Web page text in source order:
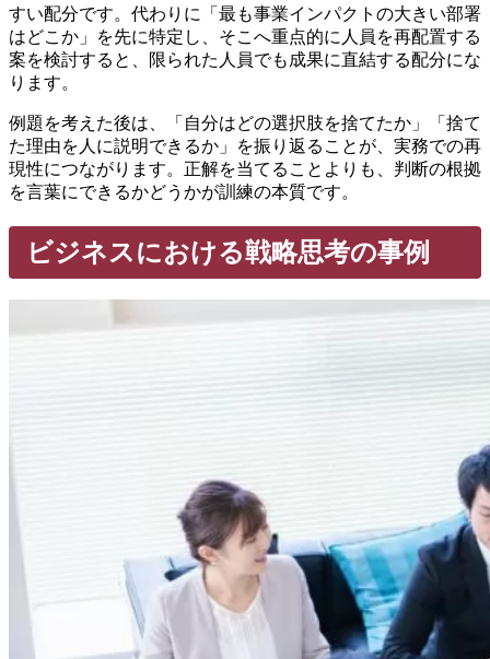
すい配分です。代わりに「最も事業インパクトの大きい部署
はどこか」を先に特定し、そこへ重点的に人員を再配置する
案を検討すると、限られた人員でも成果に直結する配分にな
ります。
例題を考えた後は、「自分はどの選択肢を捨てたか」「捨て
た理由を人に説明できるか」を振り返ることが、実務での再
現性につながります。正解を当てることよりも、判断の根拠
を言葉にできるかどうかが訓練の本質です。
ビジネスにおける戦略思考の事例